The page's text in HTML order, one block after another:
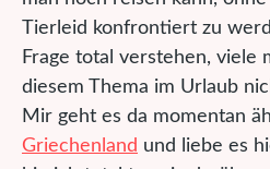
Tierleid konfrontiert zu
Frage total verstehen, viele
diesem Thema im Urlaub
Mir geht es da momentan
Griechenland und liebe es